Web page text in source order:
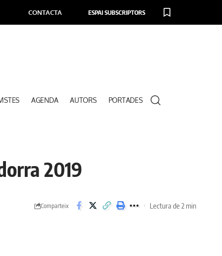
CONTACTA ESPAI SUBSCRIPTORS
AGENDA AUTORS PORTADES
2019
Comparteix Lectura de 2 min